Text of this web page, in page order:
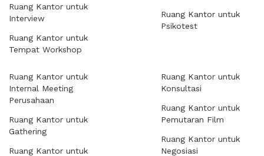
Ruang Kantor untuk
Interview
Ruang Kantor untuk
Tempat Workshop
Ruang Kantor untuk
Psikotest
Ruang Kantor untuk
Internal Meeting
Perusahaan
Ruang Kantor untuk
Gathering
Ruang Kantor untuk
Ruang Kantor untuk
Konsultasi
Ruang Kantor untuk
Pemutaran Film
Ruang Kantor untuk
Negosiasi